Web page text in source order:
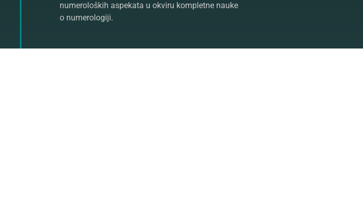
numeroloških aspekata u okviru kompletne nauke
o numerologiji.